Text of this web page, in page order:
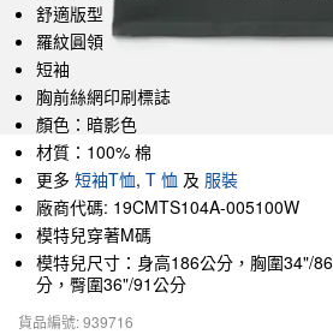
舒適版型
羅紋圓領
短袖
胸前絲網印刷標誌
顏色：暗影色
材質：100% 棉
更多 短袖T恤, T 恤 及 服裝
廠商代碼: 19CMTS104A-005100W
模特兒穿著M碼
模特兒尺寸：身高186公分，胸圍34"/
分，臀圍36"/91公分
貨品編號: 939716